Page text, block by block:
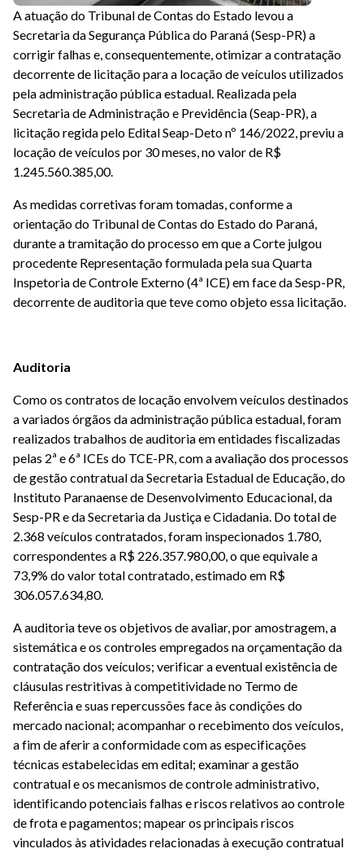
A atuação do Tribunal de Contas do Estado levou a
Secretaria da Segurança Pública do Paraná (Sesp-PR) a
corrigir falhas e, consequentemente, otimizar a contratação
decorrente de licitação para a locação de veículos utilizados
pela administração pública estadual. Realizada pela
Secretaria de Administração e Previdência (Seap-PR), a
licitação regida pelo Edital Seap-Deto nº 146/2022, previu a
locação de veículos por 30 meses, no valor de R$
1.245.560.385,00.
As medidas corretivas foram tomadas, conforme a
orientação do Tribunal de Contas do Estado do Paraná,
durante a tramitação do processo em que a Corte julgou
procedente Representação formulada pela sua Quarta
Inspetoria de Controle Externo (4ª ICE) em face da Sesp-PR,
decorrente de auditoria que teve como objeto essa licitação.
Auditoria
Como os contratos de locação envolvem veículos destinados
a variados órgãos da administração pública estadual, foram
realizados trabalhos de auditoria em entidades fiscalizadas
pelas 2ª e 6ª ICEs do TCE-PR, com a avaliação dos processos
de gestão contratual da Secretaria Estadual de Educação, do
Instituto Paranaense de Desenvolvimento Educacional, da
Sesp-PR e da Secretaria da Justiça e Cidadania. Do total de
2.368 veículos contratados, foram inspecionados 1.780,
correspondentes a R$ 226.357.980,00, o que equivale a
73,9% do valor total contratado, estimado em R$
306.057.634,80.
A auditoria teve os objetivos de avaliar, por amostragem, a
sistemática e os controles empregados na orçamentação da
contratação dos veículos; verificar a eventual existência de
cláusulas restritivas à competitividade no Termo de
Referência e suas repercussões face às condições do
mercado nacional; acompanhar o recebimento dos veículos,
a fim de aferir a conformidade com as especificações
técnicas estabelecidas em edital; examinar a gestão
contratual e os mecanismos de controle administrativo,
identificando potenciais falhas e riscos relativos ao controle
de frota e pagamentos; mapear os principais riscos
vinculados às atividades relacionadas à execução contratual